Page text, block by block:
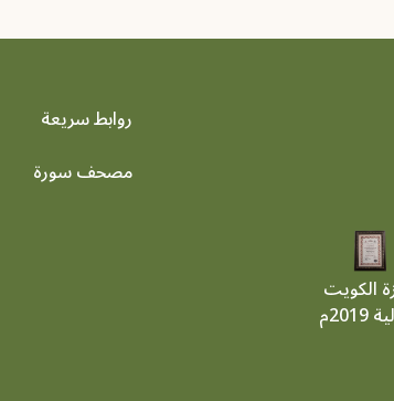
الكويت
روابط سريعة
menu
مصحف سورة